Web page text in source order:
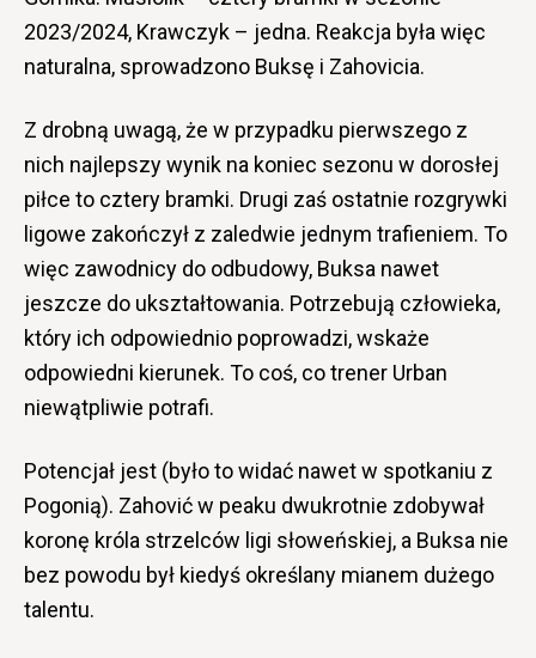
2023/2024, Krawczyk – jedna. Reakcja była więc
naturalna, sprowadzono Buksę i Zahovicia.
Z drobną uwagą, że w przypadku pierwszego z
nich najlepszy wynik na koniec sezonu w dorosłej
piłce to cztery bramki. Drugi zaś ostatnie rozgrywki
ligowe zakończył z zaledwie jednym trafieniem. To
więc zawodnicy do odbudowy, Buksa nawet
jeszcze do ukształtowania. Potrzebują człowieka,
który ich odpowiednio poprowadzi, wskaże
odpowiedni kierunek. To coś, co trener Urban
niewątpliwie potrafi.
Potencjał jest (było to widać nawet w spotkaniu z
Pogonią). Zahović w peaku dwukrotnie zdobywał
koronę króla strzelców ligi słoweńskiej, a Buksa nie
bez powodu był kiedyś określany mianem dużego
talentu.